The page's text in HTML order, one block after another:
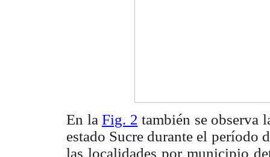
En la Fig. 2 también se observa
estado Sucre durante el período
las localidades por municipio